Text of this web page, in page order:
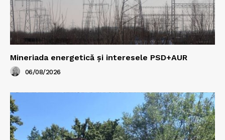
Mineriada energetică și interesele PSD+AUR
06/08/2026